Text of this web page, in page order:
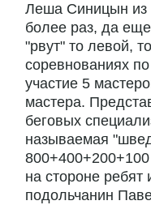
Леша Синицын из
более раз, да
"рвут" то левой,
соревнованиях
участие 5
мастера.
беговых
называемая
на стороне ребят
подольчанин